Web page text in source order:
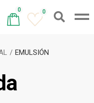
0 0
EMULSIÓN